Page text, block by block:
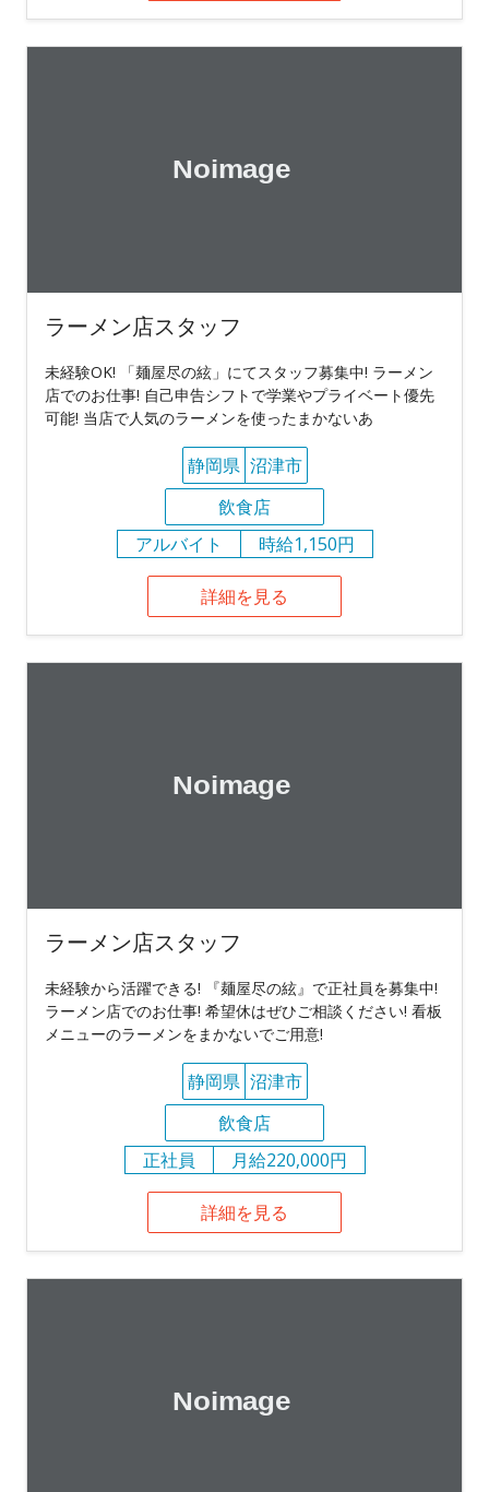
ラーメン店スタッフ
未経験OK! 「麺屋尽の絃」にてスタッフ募集中! ラーメン
店でのお仕事! 自己申告シフトで学業やプライベート優先
可能! 当店で人気のラーメンを使ったまかないあ
静岡県 沼津市
飲食店
アルバイト
時給1,150円
詳細を見る
ラーメン店スタッフ
未経験から活躍できる! 『麺屋尽の絃』で正社員を募集中!
ラーメン店でのお仕事! 希望休はぜひご相談ください! 看板
メニューのラーメンをまかないでご用意!
静岡県 沼津市
飲食店
正社員
月給220,000円
詳細を見る